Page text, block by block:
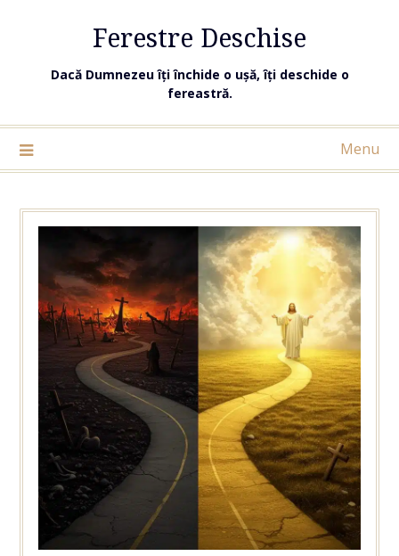
Ferestre Deschise
Dacă Dumnezeu îți închide o ușă, îți deschide o
fereastră.
Menu